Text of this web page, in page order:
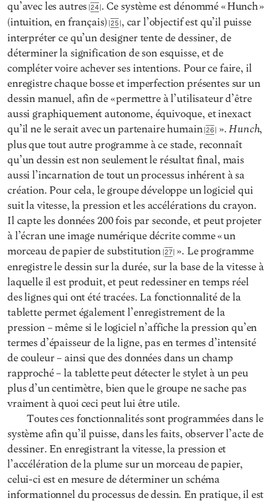
qu’avec les autres 24 . Ce système est dénommé « Hunch »
(intuition, en français) 25 , car l’objectif est qu’il puisse
interpréter ce qu’un designer tente de dessiner, de
déterminer la signification de son esquisse, et de
compléter voire achever ses intentions. Pour ce faire, il
enregistre chaque bosse et imperfection présentes sur un
dessin manuel, afin de « permettre à l’utilisateur d’être
aussi graphiquement autonome, équivoque, et inexact
qu’il ne le serait avec un partenaire humain 26 ». Hunch,
plus que tout autre programme à ce stade, reconnaît
qu’un dessin est non seulement le résultat final, mais
aussi l’incarnation de tout un processus inhérent à sa
création. Pour cela, le groupe développe un logiciel qui
suit la vitesse, la pression et les accélérations du crayon.
Il capte les données 200 fois par seconde, et peut projeter
à l’écran une image numérique décrite comme « un
morceau de papier de substitution
27 ». Le programme
enregistre le dessin sur la durée, sur la base de la vitesse à
laquelle il est produit, et peut redessiner en temps réel
des lignes qui ont été tracées. La fonctionnalité de la
tablette permet également l’enregistrement de la
pression – même si le logiciel n’affiche la pression qu’en
termes d’épaisseur de la ligne, pas en termes d’intensité
de couleur – ainsi que des données dans un champ
rapproché – la tablette peut détecter le stylet à un peu
plus d’un centimètre, bien que le groupe ne sache pas
vraiment à quoi ceci peut lui être utile.
Toutes ces fonctionnalités sont programmées dans le
système afin qu’il puisse, dans les faits, observer l’acte de
dessiner. En enregistrant la vitesse, la pression et
l’accélération de la plume sur un morceau de papier,
celui-ci est en mesure de déterminer un schéma
informationnel du processus de dessin. En pratique, il est